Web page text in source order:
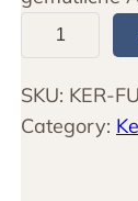
e
e
l
SKU: KER-
Category: